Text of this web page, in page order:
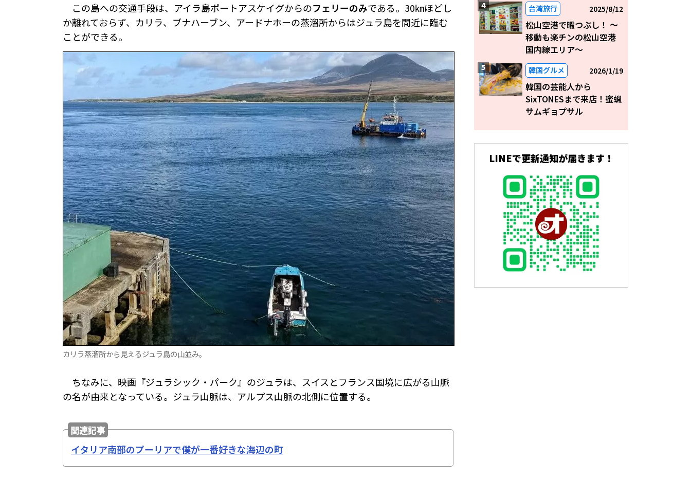
この島への交通手段は、アイラ島ポートアスケイグからのフェリーのみである。30㎞ほどし
か離れておらず、カリラ、ブナハーブン、アードナホーの蒸溜所からはジュラ島を間近に臨む
ことができる。
カリラ蒸溜所から見えるジュラ島の山並み。
ちなみに、映画『ジュラシック・パーク』のジュラは、スイスとフランス国境に広がる山脈
の名が由来となっている。ジュラ山脈は、アルプス山脈の北側に位置する。
関連記事
イタリア南部のプーリアで僕が一番好きな海辺の町
台湾旅行 2025/8/12
松山空港で暇つぶし！ 〜
移動も楽チンの松山空港
国内線エリア～
韓国グルメ 2026/1/19
韓国の芸能人から
SixTONESまで来店！蜜蝋
サムギョプサル
LINEで更新通知が届きます！